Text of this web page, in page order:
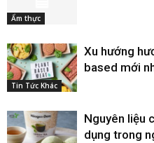
Ẩm thực
Tin Tức Khác
Xu hướng
based mới
Nguyên liệu
dụng trong